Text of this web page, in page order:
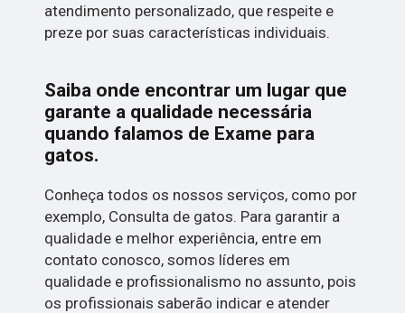
atendimento personalizado, que respeite e
preze por suas características individuais.
Saiba onde encontrar um lugar que
garante a qualidade necessária
quando falamos de Exame para
gatos.
Conheça todos os nossos serviços, como por
exemplo, Consulta de gatos. Para garantir a
qualidade e melhor experiência, entre em
contato conosco, somos líderes em
qualidade e profissionalismo no assunto, pois
os profissionais saberão indicar e atender